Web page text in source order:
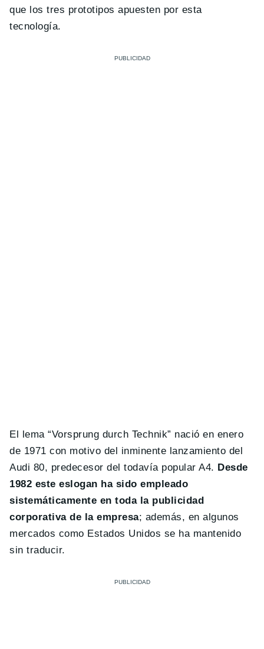
que los tres prototipos apuesten por esta
tecnología.
El lema “Vorsprung durch Technik” nació en enero
de 1971 con motivo del inminente lanzamiento del
Audi 80, predecesor del todavía popular A4. Desde
1982 este eslogan ha sido empleado
sistemáticamente en toda la publicidad
corporativa de la empresa; además, en algunos
mercados como Estados Unidos se ha mantenido
sin traducir.